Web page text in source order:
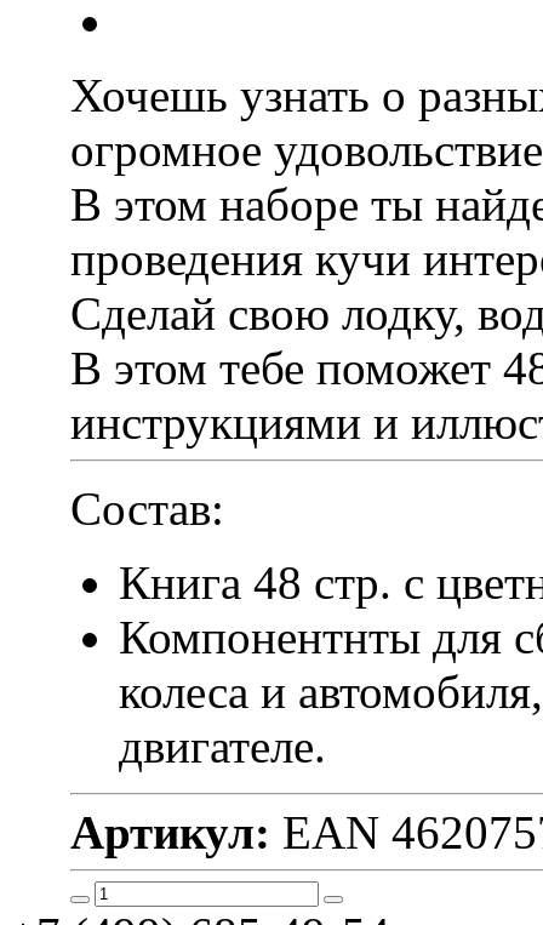
Хочешь узнать о
огромное
В этом наборе ты
проведения кучи
Сделай свою лодку,
В этом тебе поможет
инструкциями и
Состав:
Книга 48 стр. с
Компонентнты для
колеса и
двигателе.
Артикул: EAN